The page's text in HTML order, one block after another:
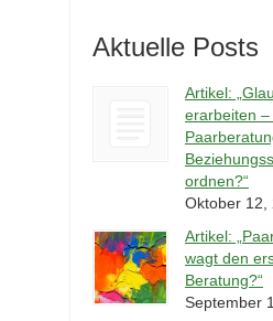
Aktuelle Posts
Artikel:
erarbeiten
ordnen?“
Oktober 12,
Artikel:
wagt den
Beratung?“
September